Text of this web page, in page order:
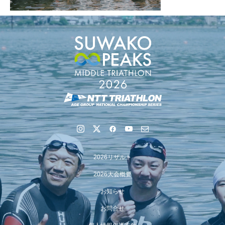
2026リザルト
2026大会概要
お知らせ
お問合せ